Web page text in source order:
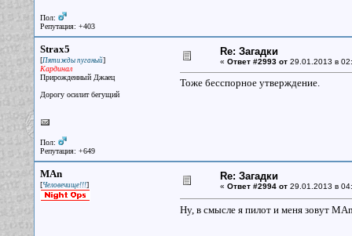
Пол:
Репутация: +403
Strax5
[Пятижды пуганый]
Кардинал
Прирожденный Джаец
Дорогу осилит бегущий
Пол:
Репутация: +649
Re: Загадки
« Ответ #2993 от29.01.2013 в
Тоже бесспорное утверждение.
MAn
[Человечище!!!]
Re: Загадки
« Ответ #2994 от29.01.2013 в
Ну, в смысле я пилот и меня зовут